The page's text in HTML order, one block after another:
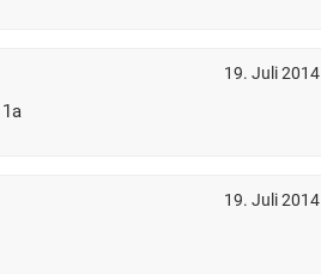
19. Juli 2014
19. Juli 2014